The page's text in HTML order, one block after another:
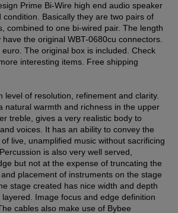
Prime Bi-Wire high end audio speaker
Basically they are two pairs of
combined to one bi-wired pair. The length
the original WBT-0680cu connectors.
The original box is included. Check
interesting items. Free shipping
level of resolution, refinement and clarity.
natural warmth and richness in the upper
treble, gives a very realistic body to
voices. It has an ability to convey the
live, unamplified music without sacrificing
is also very well served,
but not at the expense of truncating the
placement of instruments on the stage
stage created has nice width and depth
Image focus and edge definition
cables also make use of Bybee